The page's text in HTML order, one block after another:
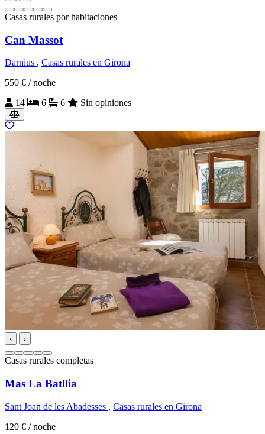
Casas rurales por habitaciones
Can Massot
Darnius , Casas rurales en Girona
550 € / noche
14
6 6 Sin opiniones
‹ ›
Casas rurales completas
Mas La Batllia
Sant Joan de les Abadesses , Casas rurales en Girona
120 € / noche